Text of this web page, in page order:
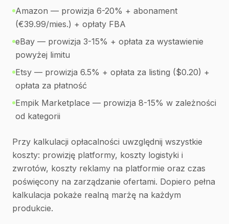
Amazon — prowizja 6-20% + abonament
(€39.99/mies.) + opłaty FBA
eBay — prowizja 3-15% + opłata za wystawienie
powyżej limitu
Etsy — prowizja 6.5% + opłata za listing ($0.20) +
opłata za płatność
Empik Marketplace — prowizja 8-15% w zależności
od kategorii
Przy kalkulacji opłacalności uwzględnij wszystkie
koszty: prowizję platformy, koszty logistyki i
zwrotów, koszty reklamy na platformie oraz czas
poświęcony na zarządzanie ofertami. Dopiero pełna
kalkulacja pokaże realną marżę na każdym
produkcie.